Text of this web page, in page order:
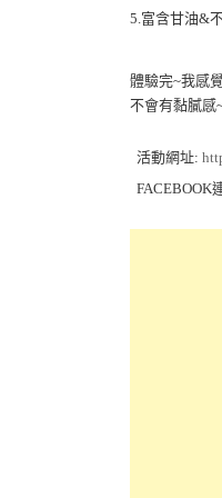
5.富含甘油&
體驗完~我感
不會有黏膩感
活動網址:
FACEBOOK